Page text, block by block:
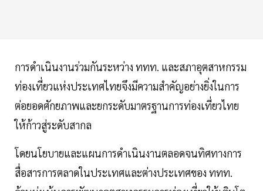
การดำเนินงานร่วมกันระหว่าง ททท. และสภาอุตสาหกรรม
ท่องเที่ยวแห่งประเทศไทยจึงมีความสำคัญอย่างยิ่งในการ
ต่อยอดศักยภาพและยกระดับมาตรฐานการท่องเที่ยวไทย
ให้ก้าวสู่ระดับสากล
โดยนโยบายและแผนการดำเนินงานตลอดจนทิศทางการ
สื่อสารการตลาดในประเทศและต่างประเทศของ ททท.